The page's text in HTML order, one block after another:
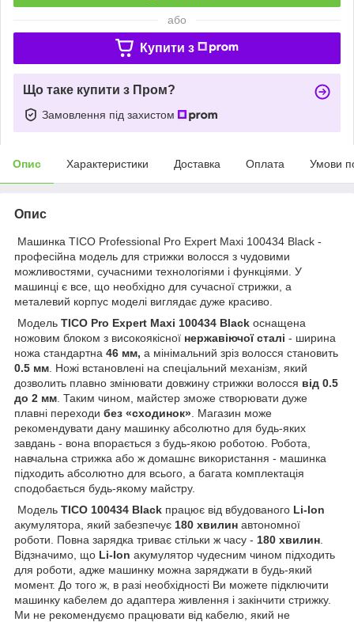
або
Купити з
Що таке купити з Пром?
Замовлення під захистом
Опис Характеристики Доставка Оплата Умови
Опис
Машинка TICO Professional Pro Expert Maxi 100434 Black -
професійна модель для стрижки волосся з чудовими
можливостями, сучасними технологіями і функціями. У
машинці є все, що необхідно для сучасної стрижки, а
металевий корпус моделі виглядає дуже красиво.
Модель TICO Pro Expert Maxi 100434 Black оснащена
ножовим блоком з високоякісної нержавіючої сталі - ширина
ножа стандартна 46 мм, а мінімальний зріз волосся становить
0.5 мм . Ножі встановлені на спеціальний механізм, який
дозволить плавно змінювати довжину стрижки волосся від 0.5
до 2 мм . Таким чином, майстер зможе створювати дуже
плавні переходи без «сходинок» . Магазин може
рекомендувати дану машинку абсолютно для будь-яких
завдань - вона впорається з будь-якою роботою. Робота,
навчальна стрижка або ж домашнє використання - машинка
підходить абсолютно для всього, а багата комплектація
сподобається будь-якому майстру.
Модель TICO 100434 Black працює від вбудованого Li-Ion
акумулятора, який забезпечує 180 хвилин автономної
роботи. Повна зарядка триває стільки ж часу - 180 хвилин
Відзначимо, що Li-Ion акумулятор чудесним чином підходить
для роботи, адже машинку можна заряджати в будь-який
момент. До того ж, в разі необхідності Ви можете підключити
машинку кабелем до адаптера живлення і закінчити стрижку.
Ми не рекомендуємо працювати від кабелю, який не